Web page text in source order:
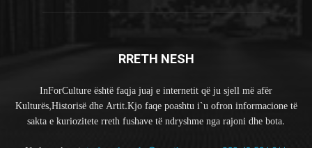
RRETH NESH
InForCulture është faqja juaj e internetit që ju sjell më afër
Kulturës,Historisë dhe Artit.Kjo faqe poashtu i`u ofron informacione të
sakta e kuriozitete rreth fushave të ndryshme nga rajoni dhe bota.